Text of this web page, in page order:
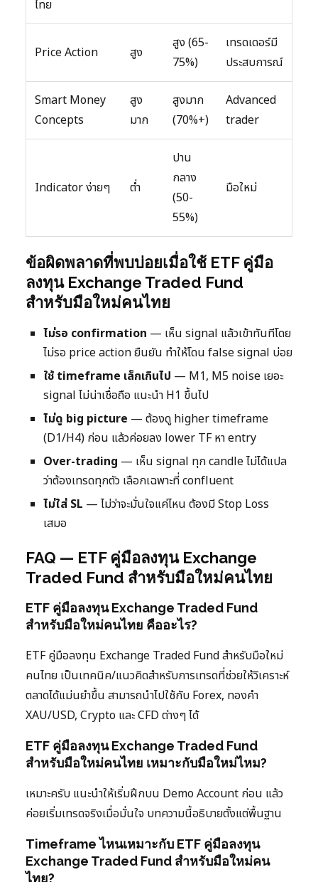
ไทย
Price Action สูง
สูง (65-
75%)
เทรดเดอร์มี
ประสบการณ์
Smart Money
Concepts
สูง
มาก
สูงมาก
(70%+)
Advanced
trader
Indicator ง่ายๆ ต่ำ
ปาน
กลาง
(50-
55%)
มือใหม่
ข้อผิดพลาดที่พบบ่อยเมื่อใช้ ETF คู่มือ
ลงทุน Exchange Traded Fund
สำหรับมือใหม่คนไทย
ไม่รอ confirmation — เห็น signal แล้วเข้าทันทีโดย
ไม่รอ price action ยืนยัน ทำให้โดน false signal บ่อย
ใช้ timeframe เล็กเกินไป — M1, M5 noise เยอะ
signal ไม่น่าเชื่อถือ แนะนำ H1 ขึ้นไป
ไม่ดู big picture — ต้องดู higher timeframe
(D1/H4) ก่อน แล้วค่อยลง lower TF หา entry
Over-trading — เห็น signal ทุก candle ไม่ได้แปล
ว่าต้องเทรดทุกตัว เลือกเฉพาะที่ confluent
ไม่ใส่ SL — ไม่ว่าจะมั่นใจแค่ไหน ต้องมี Stop Loss
เสมอ
FAQ — ETF คู่มือลงทุน Exchange
Traded Fund สำหรับมือใหม่คนไทย
ETF คู่มือลงทุน Exchange Traded Fund
สำหรับมือใหม่คนไทย คืออะไร?
ETF คู่มือลงทุน Exchange Traded Fund สำหรับมือใหม่
คนไทย เป็นเทคนิค/แนวคิดสำหรับการเทรดที่ช่วยให้วิเคราะห์
ตลาดได้แม่นยำขึ้น สามารถนำไปใช้กับ Forex, ทองคำ
XAU/USD, Crypto และ CFD ต่างๆ ได้
ETF คู่มือลงทุน Exchange Traded Fund
สำหรับมือใหม่คนไทย เหมาะกับมือใหม่ไหม?
เหมาะครับ แนะนำให้เริ่มฝึกบน Demo Account ก่อน แล้ว
ค่อยเริ่มเทรดจริงเมื่อมั่นใจ บทความนี้อธิบายตั้งแต่พื้นฐาน
Timeframe ไหนเหมาะกับ ETF คู่มือลงทุน
Exchange Traded Fund สำหรับมือใหม่คน
ไทย?